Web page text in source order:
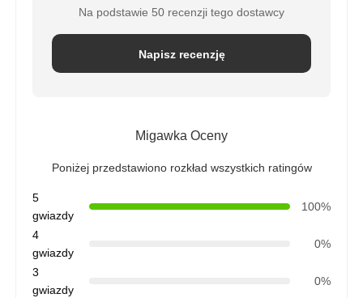
Na podstawie 50 recenzji tego dostawcy
Napisz recenzję
Migawka Oceny
Poniżej przedstawiono rozkład wszystkich ratingów
5
gwiazdy
100%
4
gwiazdy
0%
3
gwiazdy
0%